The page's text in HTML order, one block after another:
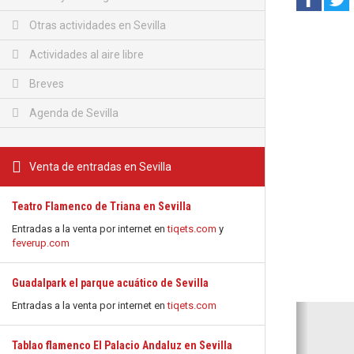
Otras actividades en Sevilla
Actividades al aire libre
Breves
Agenda de Sevilla
Venta de entradas en Sevilla
Teatro Flamenco de Triana en Sevilla
Entradas a la venta por internet entiqets.com y
feverup.com
Guadalpark el parque acuático de Sevilla
Entradas a la venta por internet entiqets.com
Tablao flamenco El Palacio Andaluz en Sevilla